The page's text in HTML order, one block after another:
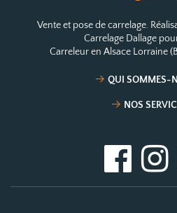
Vente et pose de carrelage.
Carrelage Dallage
Carreleur en Alsace Lorraine
QUI SOMMES-
NOS